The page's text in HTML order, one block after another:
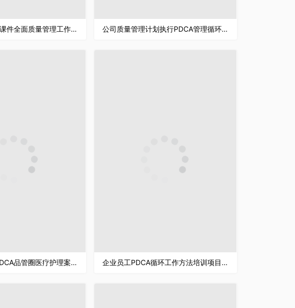
PDCA应用讲解课件全面质量管理工作汇报PPT模板 公司质量管理计划执行PDCA管理循环案例分析总结PPT模板
护理质量管理PDCA品管圈医疗护理案例汇报PPT模板 企业员工PDCA循环工作方法培训项目质量管理要求汇报PPT模板